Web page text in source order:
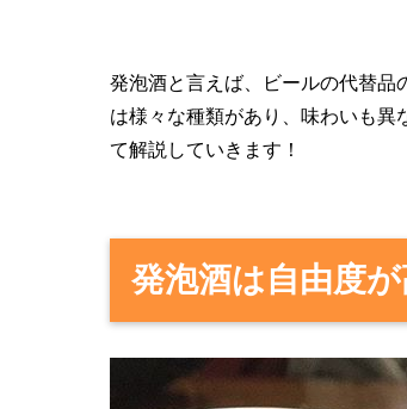
発泡酒と言えば、ビールの代替品
は様々な種類があり、味わいも異
て解説していきます！
発泡酒は自由度